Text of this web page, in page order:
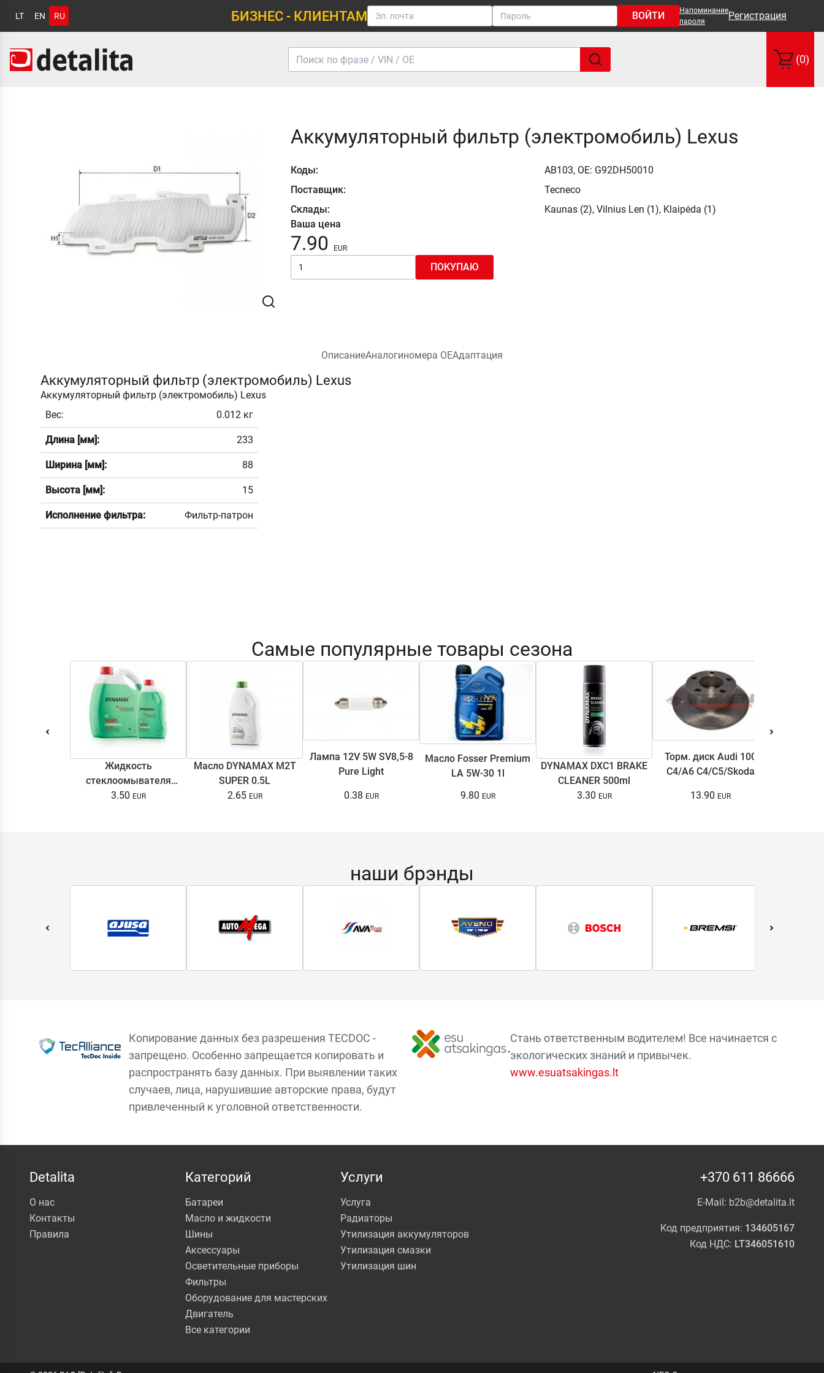
LT EN RU БИЗНЕС - КЛИЕНТАМ ВОЙТИ
Напоминание
пароля
Регистрация
(0)
Аккумуляторный фильтр (электромобиль) Lexus
Коды:
AB103, OE: G92DH50010
Поставщик:
Tecneco
Склады:
Kaunas (2), Vilnius Len (1), Klaipėda (1)
Ваша цена
7.90
ПОКУПАЮ
ОписаниеАналогиномера ОЕАдаптация
Аккумуляторный фильтр (электромобиль) Lexus
Аккумуляторный фильтр (электромобиль) Lexus
Вес:
0.012 кг
Длина [мм]: 233
Ширина [мм]: 88
Высота [мм]: 15
Исполнение фильтра: Фильтр-патрон
Самые популярные товары сезона
Жидкость
стеклоомывателя
DYNAMAX SCREENWASH
3.50
Масло DYNAMAX M2T
SUPER 0.5L
2.65
Лампа 12V 5W SV8,5-8
Pure Light
0.38
Масло Fosser Premium
LA 5W-30 1l
9.80
DYNAMAX DXC1 BRAKE
CLEANER 500ml
3.30
Торм. диск Audi 100
C4/A6 C4/C5/Skoda
B5/B5.5 1.6-3.7 90-08
13.90
наши брэнды
Копирование данных без разрешения TECDOC -
запрещено. Особенно запрещается копировать и
распространять базу данных. При выявлении таких
случаев, лица, нарушившие авторские права, будут
привлеченный к уголовной ответственности.
Стань ответственным водителем! Все начинается с
экологических знаний и привычек.
www.esuatsakingas.lt
Detalita
О нас
Контакты
Правила
Категорий
Батареи
Масло и жидкости
Шины
Аксессуары
Осветительные приборы
Фильтры
Оборудование для мастерских
Двигатель
Все категории
Услуги
Услуга
Радиаторы
Утилизация аккумуляторов
Утилизация смазки
Утилизация шин
+370 611 86666
E-Mail: b2b@detalita.lt
Код предприятия: 134605167
Код НДС: LT346051610